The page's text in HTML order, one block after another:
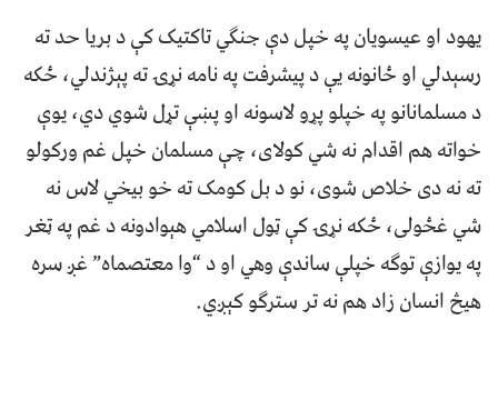
یهود او عیسویان په خپل دې جنګي تاکتیک کې د بریا حد ته
رسېدلي او ځانونه یې د پیشرفت په نامه نړۍ ته پېژندلي، ځکه
د مسلمانانو په خپلو پړو لاسونه او پښې تړل شوي دي، یوې
خواته هم اقدام نه شي کولای، چې مسلمان خپل غم ورکولو
ته نه دی خلاص شوی، نو د بل کومک ته خو بیخي لاس نه
شي غځولی، ځکه نړۍ کې ټول اسلامي هېوادونه د غم په ټغر
په یوازې توګه خپلې ساندې وهي او د “وا معتصماه” غږ سره
هیڅ انسان زاد هم نه تر سترګو کېږي.